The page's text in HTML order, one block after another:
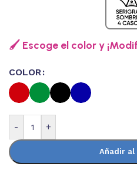
🖌️ Escoge el color y
COLOR
- +
Añadir